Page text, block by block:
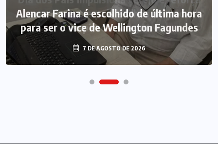
Alencar Farina é escolhido de última hora
para ser o vice de Wellington Fagundes
7 DE AGOSTO DE 2026